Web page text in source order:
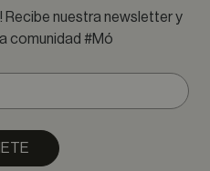
Recibe nuestra newsletter y
comunidad #Mó